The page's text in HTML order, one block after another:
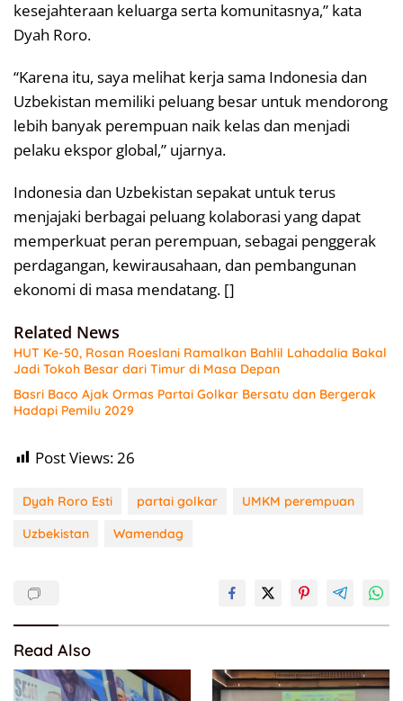
kesejahteraan keluarga serta komunitasnya,” kata
Dyah Roro.
“Karena itu, saya melihat kerja sama Indonesia dan
Uzbekistan memiliki peluang besar untuk mendorong
lebih banyak perempuan naik kelas dan menjadi
pelaku ekspor global,” ujarnya.
Indonesia dan Uzbekistan sepakat untuk terus
menjajaki berbagai peluang kolaborasi yang dapat
memperkuat peran perempuan, sebagai penggerak
perdagangan, kewirausahaan, dan pembangunan
ekonomi di masa mendatang. []
Related News
HUT Ke-50, Rosan Roeslani Ramalkan Bahlil Lahadalia Bakal
Jadi Tokoh Besar dari Timur di Masa Depan
Basri Baco Ajak Ormas Partai Golkar Bersatu dan Bergerak
Hadapi Pemilu 2029
Post Views:26
Dyah Roro Esti partai golkar
UMKM perempuan
Uzbekistan
Wamendag
Read Also